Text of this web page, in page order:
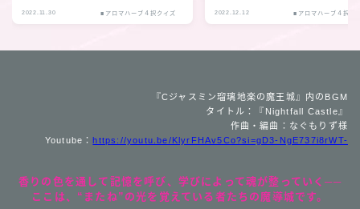
2022.11.30 ■アロマハーブ４択クイズ 2022.12.12 ■アロマハーブ４択ク
『Cジャスミン瑠璃地楽の魔王城』内のBGM
タイトル：『Nightfall Castle』
作曲・編曲：なぐもりず様
Youtube：https://youtu.be/KlyrFHAv5Co?si=gD3-NgE737i8rWT-
香りの色を通して記憶を呼び、学びによって魂が整っていく──
ここは、“またね”の光を覚えている者たちの魔導城です。